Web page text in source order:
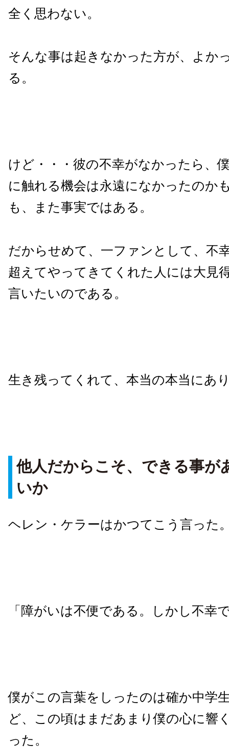
全く思わない。
そんな事は起きなかった方が、よか
る。
けど・・・彼の不幸がなかったら、
に触れる機会は永遠になかったのか
も、また事実ではある。
だからせめて、一ファンとして、不
超えてやってきてくれた人には大見
言いたいのである。
生き残ってくれて、本当の本当にあ
他人だからこそ、できる事が
いか
ヘレン・ケラーはかつてこう言った
「障がいは不便である。しかし不幸
僕がこの言葉をしったのは確か中学
ど、この頃はまだあまり僕の心に響
った。